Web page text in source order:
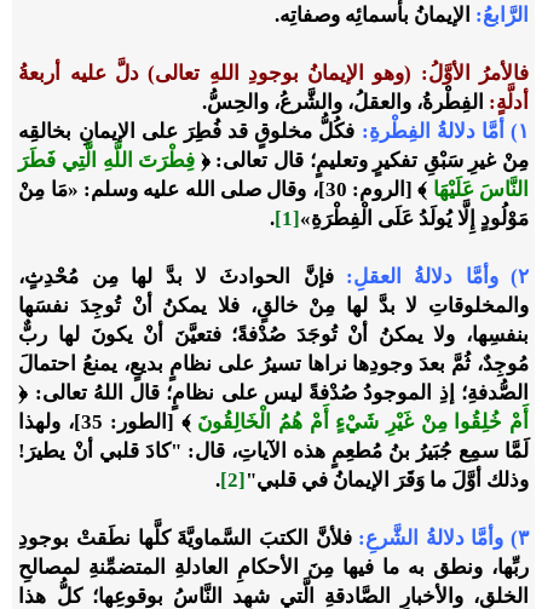
الرَّابعُ: الإيمانُ بأسمائِه وصفاتِه.
فالأمرُ الأوَّلُ: (وهو الإيمانُ بوجودِ اللهِ تعالى) دلَّ عليه أربعةُ
أدلَّةٍ: الفِطْرةُ، والعقلُ، والشَّرعُ، والحِسُّ.
١) أمَّا دلالةُ الفِطْرةِ:
فكُلُّ مخلوقٍ قد فُطِرَ على الإيمانِ بخالقِه
مِنْ غيرِ سَبْقِ تفكيرٍ وتعليمٍ؛ قال تعالى: ﴿ فِطْرَتَ اللَّهِ الَّتِي فَطَرَ
النَّاسَ عَلَيْهَا
﴾ [الروم: 30]، وقال صلى الله عليه وسلم: «مَا مِنْ
مَوْلُودٍ إِلَّا يُولَدُ عَلَى الْفِطْرَةِ»[1]
.
٢) وأمَّا دلالةُ العقلِ:
فإنَّ الحوادثَ لا بدَّ لها مِن مُحْدِثٍ،
والمخلوقاتِ لا بدَّ لها مِنْ خالقٍ، فلا يمكنُ أنْ تُوجِدَ نفسَها
بنفسِها، ولا يمكنُ أنْ تُوجَدَ صُدْفةً؛ فتعيَّنَ أنْ يكونَ لها ربٌّ
مُوجِدٌ، ثُمَّ بعدَ وجودِها نراها تسيرُ على نظامٍ بديعٍ، يمنعُ احتمالَ
الصُّدفةِ؛ إذِ الموجودُ صُدْفةً ليس على نظامٍ؛ قال اللهُ تعالى: ﴿
أَمْ خُلِقُوا مِنْ غَيْرِ شَيْءٍ أَمْ هُمُ الْخَالِقُونَ
﴾ [الطور: 35]، ولهذا
لَمَّا سمِع جُبَيرُ بنُ مُطعِمٍ هذه الآياتِ، قال: "كادَ قلبي أنْ يطيرَ!
وذلك أوَّلَ ما وَقَرَ الإيمانُ في قلبي"[2]
.
٣) وأمَّا دلالةُ الشَّرعِ:
فلأنَّ الكتبَ السَّماويَّةَ كلَّها نطَقتْ بوجودِ
ربِّها، ونطق به ما فيها مِنَ الأحكامِ العادلةِ المتضمِّنةِ لمصالحِ
الخلقِ، والأخبارِ الصَّادقةِ الَّتي شهِد النَّاسُ بوقوعِها؛ كلُّ هذا